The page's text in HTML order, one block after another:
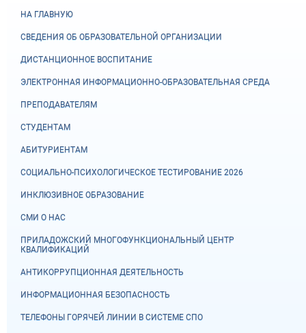
НА ГЛАВНУЮ
СВЕДЕНИЯ ОБ ОБРАЗОВАТЕЛЬНОЙ ОРГАНИЗАЦИИ
ДИСТАНЦИОННОЕ ВОСПИТАНИЕ
ЭЛЕКТРОННАЯ ИНФОРМАЦИОННО-ОБРАЗОВАТЕЛЬНАЯ СРЕДА
ПРЕПОДАВАТЕЛЯМ
СТУДЕНТАМ
АБИТУРИЕНТАМ
СОЦИАЛЬНО-ПСИХОЛОГИЧЕСКОЕ ТЕСТИРОВАНИЕ 2026
ИНКЛЮЗИВНОЕ ОБРАЗОВАНИЕ
СМИ О НАС
ПРИЛАДОЖСКИЙ МНОГОФУНКЦИОНАЛЬНЫЙ ЦЕНТР
КВАЛИФИКАЦИЙ
АНТИКОРРУПЦИОННАЯ ДЕЯТЕЛЬНОСТЬ
ИНФОРМАЦИОННАЯ БЕЗОПАСНОСТЬ
ТЕЛЕФОНЫ ГОРЯЧЕЙ ЛИНИИ В СИСТЕМЕ СПО